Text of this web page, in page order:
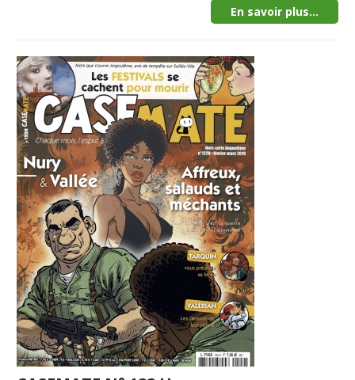
En savoir plus...